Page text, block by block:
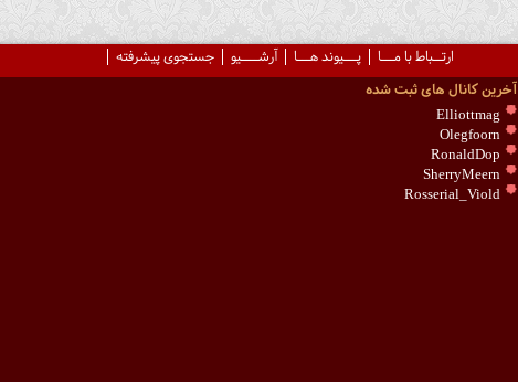
ارتــباط با مـــا پـــیوند هـــا آرشــــیو جستجوی پیشرفته
آخرین کانال های ثبت شده
Elliottmag
Olegfoorn
RonaldDop
SherryMeern
Rosserial_Viold